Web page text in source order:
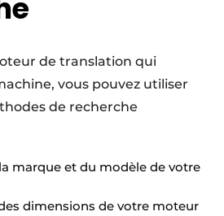
de translation qui
vous pouvez utiliser
de recherche
marque et du modèle de votre
dimensions de votre moteur